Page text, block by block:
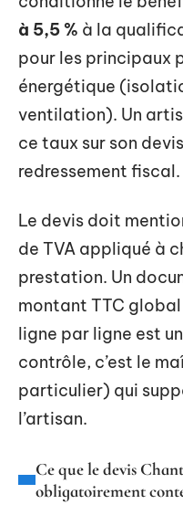
à 5,5 % à la
pour les principaux
énergétique
ventilation). Un
ce taux sur son
redressement fiscal.
Le devis doit
de TVA appliqué à
prestation. Un
montant TTC
ligne par ligne est
contrôle, c’est le
particulier) qui
l’artisan.
Ce que le devis
obligatoirement